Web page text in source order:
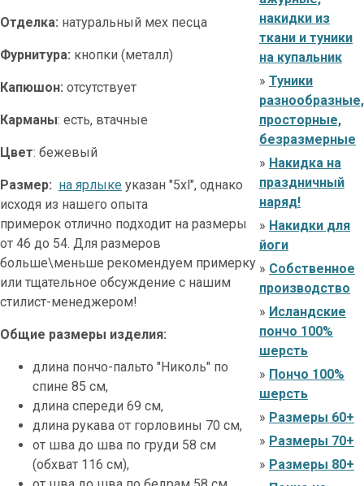
Отделка: натуральный мех песца
Фурнитура: кнопки (металл)
Капюшон: отсутствует
Карманы: есть, втачные
Цвет: бежевый
Размер: на ярлыке указан "5xl", однако
исходя из нашего опыта
примерок отлично подходит на размеры
от 46 до 54. Для размеров
больше\меньше рекомендуем примерку
или тщательное обсуждение с нашим
стилист-менеджером!
Общие размеры изделия:
длина пончо-пальто "Николь" по
спине 85 см,
длина спереди 69 см,
длина рукава от горловины 70 см,
от шва до шва по груди 58 см
(обхват 116 см),
накидки из
ткани и туники
на купальник
» Туники
разнообразные,
просторные,
безразмерные
» Накидка на
праздничный
наряд!
» Накидки для
йоги
» Собственное
производство
» Исландские
пончо 100%
шерсть
» Пончо 100%
шерсть
» Размеры 60+
» Размеры 70+
» Размеры 80+